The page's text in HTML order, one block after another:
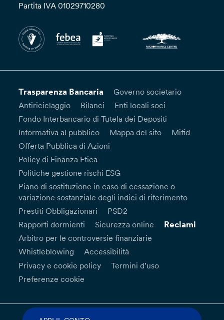
Partita IVA 01029710280
Trasparenza Bancaria
Governo societario
Antiriciclaggio
Bilanci
Enti locali soci
Fondo Interbancario di Tutela dei Depositi
Informativa al pubblico
Mappa del sito
Mifid
Offerta Pubblica di Azioni
Policy di Finanza Etica
Politiche gestione rischi ESG
Piano di sostituzione in caso di cessazione o
variazione sostanziale degli indici di riferimento
Prestiti Obbligazionari
PSD2
Rapporti dormienti
Sicurezza online Reclami
Arbitro per le controversie finanziarie
Whistleblowing
Accessibilità
Privacy e cookie policy
Termini d’uso
Preferenze cookie